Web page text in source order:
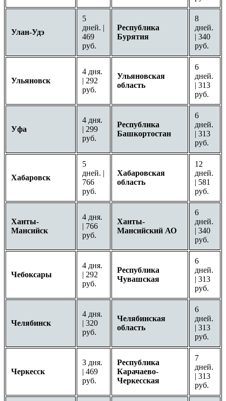
Улан-Удэ
5
дней. |
469
руб.
Республика
Бурятия
8
дней.
| 340
руб.
Ульяновск
4 дня.
| 292
руб.
Ульяновская
область
6
дней.
| 313
руб.
Уфа
4 дня.
| 299
руб.
Республика
Башкортостан
6
дней.
| 313
руб.
Хабаровск
5
дней. |
766
руб.
Хабаровская
область
12
дней.
| 581
руб.
Ханты-
Мансийск
4 дня.
| 766
руб.
Ханты-
Мансийский АО
6
дней.
| 340
руб.
Чебоксары
4 дня.
| 292
руб.
Республика
Чувашская
6
дней.
| 313
руб.
Челябинск
4 дня.
| 320
руб.
Челябинская
область
6
дней.
| 313
руб.
Черкесск
3 дня.
| 469
руб.
Республика
Карачаево-
Черкесская
7
дней.
| 313
руб.